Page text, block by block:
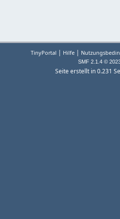
TinyPortal | Hilfe |
SMF 2.1.4 ©
Seite erstellt in 0.231